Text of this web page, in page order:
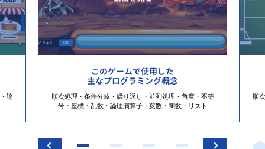
論
このゲームで使用した
主なプログラミング概念
順次処理・条件分岐・繰り返し・並列処理・角度・不等
号・座標・乱数・論理演算子・変数・関数・リスト
順